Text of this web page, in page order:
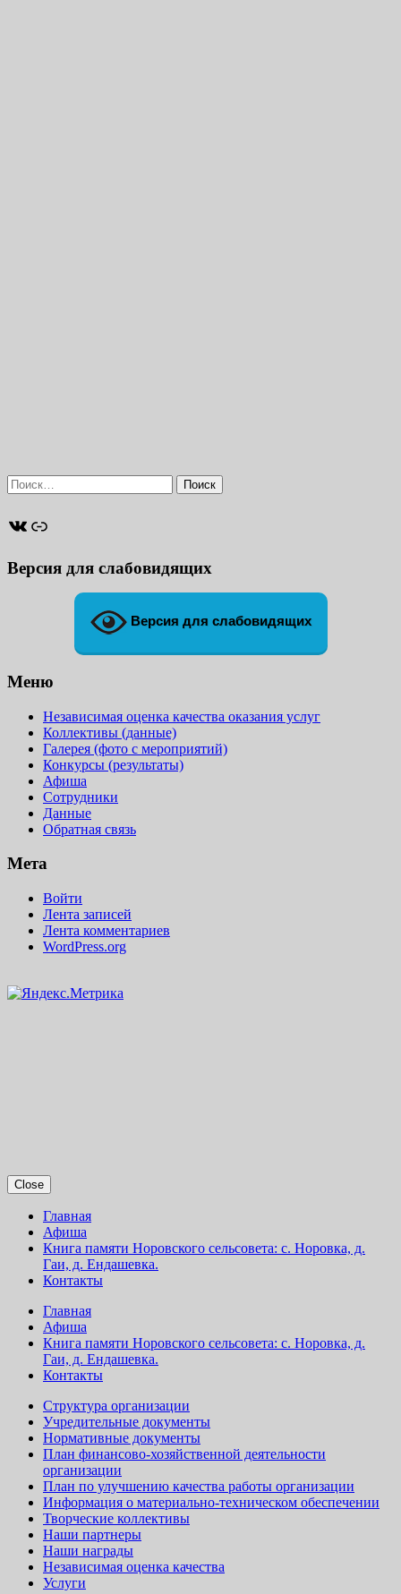
Найти:
ВКонтакте
Ссылка
Версия для слабовидящих
Версия для слабовидящих
Меню
Независимая оценка качества оказания услуг
Коллективы (данные)
Галерея (фото с мероприятий)
Конкурсы (результаты)
Афиша
Сотрудники
Данные
Обратная связь
Мета
Войти
Лента записей
Лента комментариев
WordPress.org
Close
Главная
Афиша
Книга памяти Норовского сельсовета: с. Норовка, д.
Гаи, д. Ендашевка.
Контакты
Главная
Афиша
Книга памяти Норовского сельсовета: с. Норовка, д.
Гаи, д. Ендашевка.
Контакты
Структура организации
Учредительные документы
Нормативные документы
План финансово-хозяйственной деятельности
организации
План по улучшению качества работы организации
Информация о материально-техническом обеспечении
Творческие коллективы
Наши партнеры
Наши награды
Независимая оценка качества
Услуги